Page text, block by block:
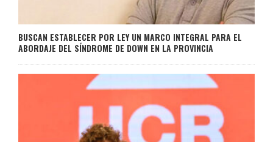
BUSCAN ESTABLECER POR LEY UN MARCO INTEGRAL PARA EL
ABORDAJE DEL SÍNDROME DE DOWN EN LA PROVINCIA